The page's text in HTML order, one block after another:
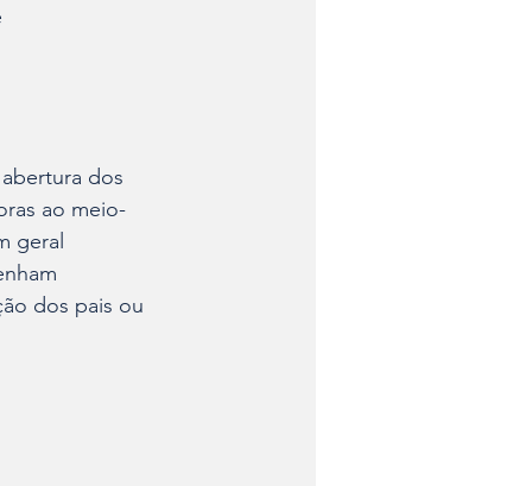
dos
ao meio-
geral
dos pais ou